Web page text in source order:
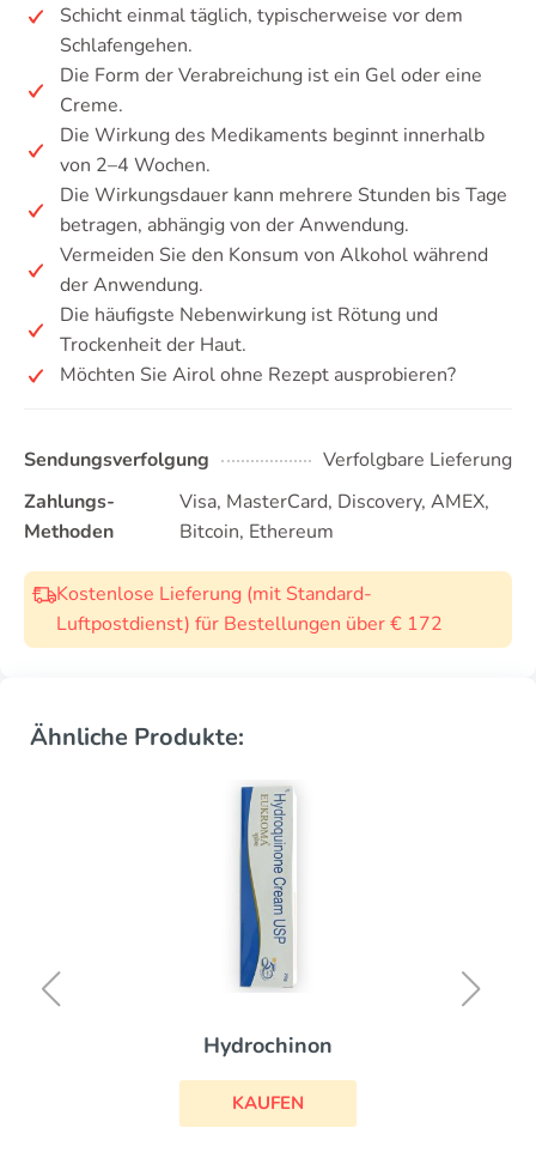
Schicht einmal täglich, typischerweise vor dem
Schlafengehen.
Die Form der Verabreichung ist ein Gel oder eine
Creme.
Die Wirkung des Medikaments beginnt innerhalb
von 2–4 Wochen.
Die Wirkungsdauer kann mehrere Stunden bis Tage
betragen, abhängig von der Anwendung.
Vermeiden Sie den Konsum von Alkohol während
der Anwendung.
Die häufigste Nebenwirkung ist Rötung und
Trockenheit der Haut.
Möchten Sie Airol ohne Rezept ausprobieren?
Sendungsverfolgung
Verfolgbare Lieferung
Zahlungs-
Methoden
Visa, MasterCard, Discovery, AMEX,
Bitcoin, Ethereum
Kostenlose Lieferung (mit Standard-
Luftpostdienst) für Bestellungen über € 172
Ähnliche Produkte:
Hydrochinon
KAUFEN